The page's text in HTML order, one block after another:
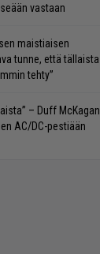
vastaan
maistiaisen
tunne, että tällaista
tehty”
– Duff McKagan
AC/DC-pestiään